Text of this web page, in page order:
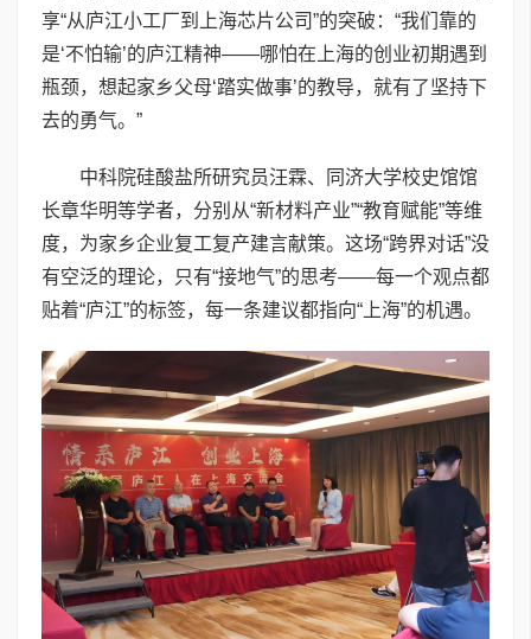
享“从庐江小工厂到上海芯片公司”的突破：“我们靠的
是‘不怕输’的庐江精神——哪怕在上海的创业初期遇到
瓶颈，想起家乡父母‘踏实做事’的教导，就有了坚持下
去的勇气。”
中科院硅酸盐所研究员汪霖、同济大学校史馆馆
长章华明等学者，分别从“新材料产业”“教育赋能”等维
度，为家乡企业复工复产建言献策。这场“跨界对话”没
有空泛的理论，只有“接地气”的思考——每一个观点都
贴着“庐江”的标签，每一条建议都指向“上海”的机遇。